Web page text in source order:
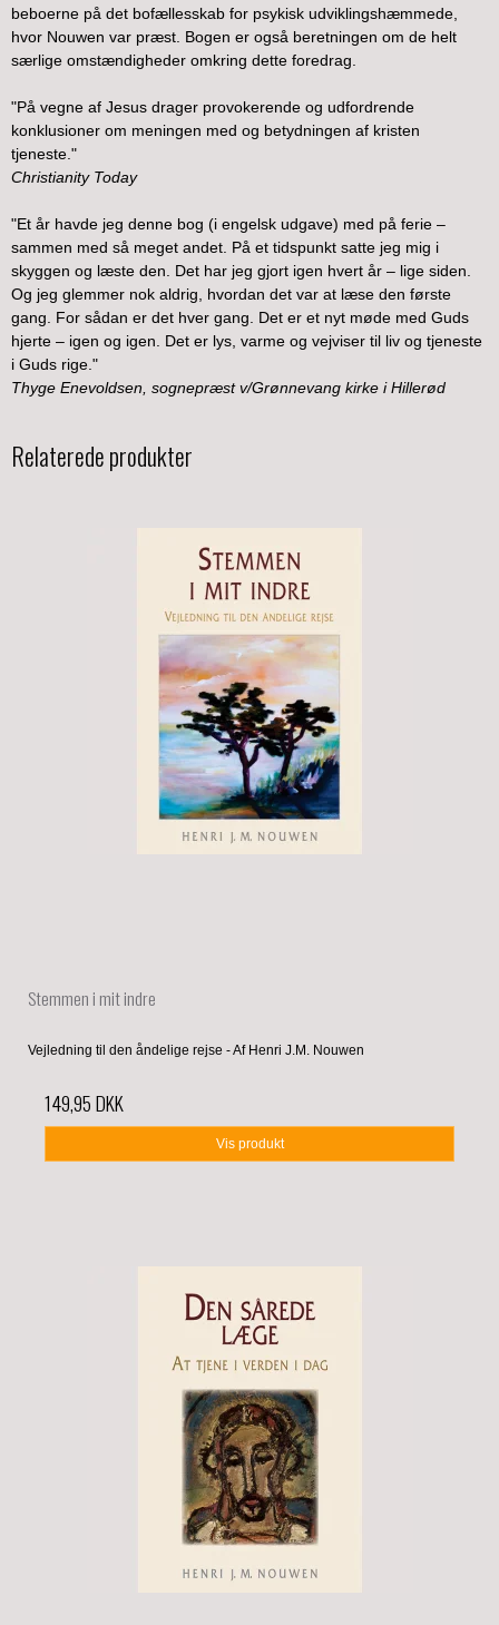
beboerne på det bofællesskab for psykisk udviklingshæmmede,
hvor Nouwen var præst. Bogen er også beretningen om de helt
særlige omstændigheder omkring dette foredrag.
"På vegne af Jesus drager provokerende og udfordrende
konklusioner om meningen med og betydningen af kristen
tjeneste."
Christianity Today
"Et år havde jeg denne bog (i engelsk udgave) med på ferie –
sammen med så meget andet. På et tidspunkt satte jeg mig i
skyggen og læste den. Det har jeg gjort igen hvert år – lige siden.
Og jeg glemmer nok aldrig, hvordan det var at læse den første
gang. For sådan er det hver gang. Det er et nyt møde med Guds
hjerte – igen og igen. Det er lys, varme og vejviser til liv og tjeneste
i Guds rige."
Thyge Enevoldsen, sognepræst v/Grønnevang kirke i Hillerød
Relaterede produkter
Stemmen i mit indre
Vejledning til den åndelige rejse - Af Henri J.M. Nouwen
149,95 DKK
Vis produkt